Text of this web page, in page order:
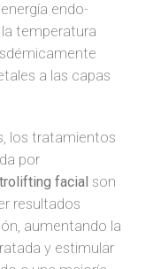
endo-
temperatura
a las capas
los tratamientos
por
facial son
resultados
aumentando la
y estimular